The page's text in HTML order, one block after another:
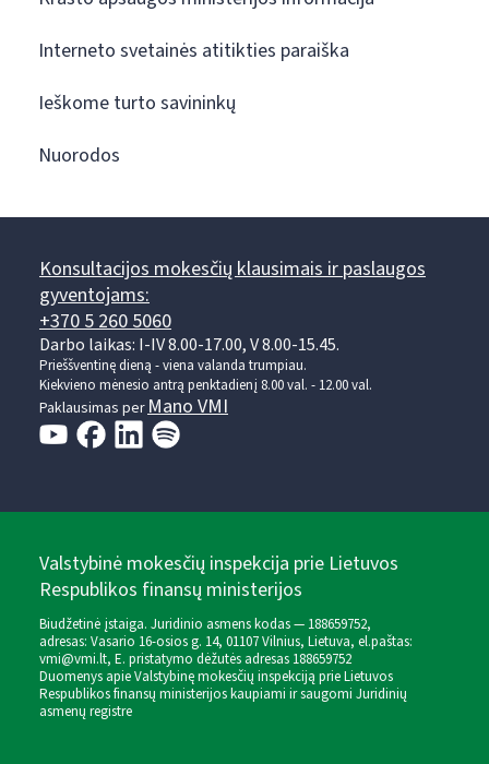
Interneto svetainės atitikties paraiška
Ieškome turto savininkų
Nuorodos
Konsultacijos mokesčių klausimais ir paslaugos
gyventojams:
+370 5 260 5060
Darbo laikas: I-IV 8.00-17.00, V 8.00-15.45.
Prieššventinę dieną - viena valanda trumpiau.
Kiekvieno mėnesio antrą penktadienį 8.00 val. - 12.00 val.
Paklausimas perMano VMI
Valstybinė mokesčių inspekcija prie Lietuvos
Respublikos finansų ministerijos
Biudžetinė įstaiga. Juridinio asmens kodas — 188659752,
adresas: Vasario 16-osios g. 14, 01107 Vilnius, Lietuva, el.paštas:
vmi@vmi.lt, E. pristatymo dėžutės adresas 188659752
Duomenys apie Valstybinę mokesčių inspekciją prie Lietuvos
Respublikos finansų ministerijos kaupiami ir saugomi Juridinių
asmenų registre